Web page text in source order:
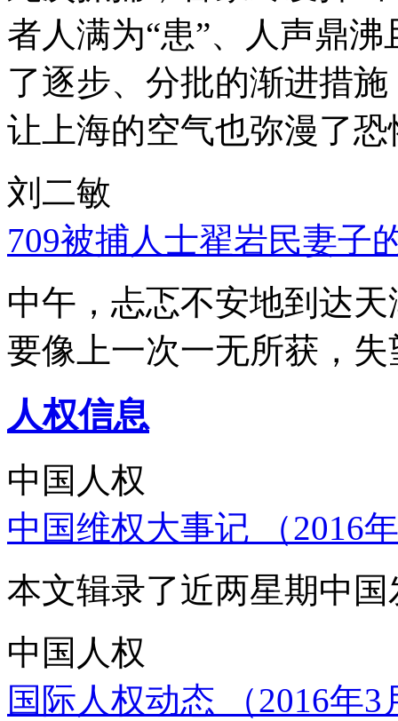
者人满为“患”、人声鼎
了逐步、分批的渐进措
让上海的空气也弥漫了
刘二敏
709被捕人士翟岩民妻子
中午，忐忑不安地到达
要像上一次一无所获，
人权信息
中国人权
中国维权大事记 （2016
本文辑录了近两星期中
中国人权
国际人权动态 （2016年